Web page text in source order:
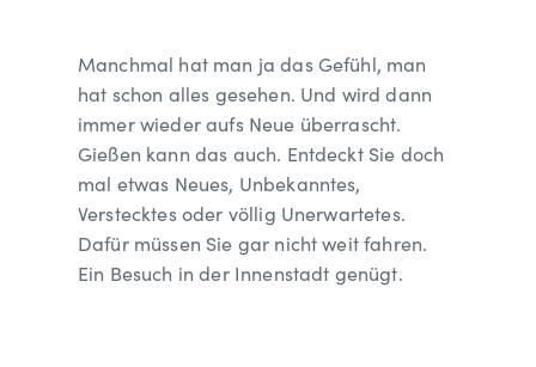
Manchmal hat man ja das Gefühl, man
hat schon alles gesehen. Und wird dann
immer wieder aufs Neue überrascht.
Gießen kann das auch. Entdeckt Sie doch
mal etwas Neues, Unbekanntes,
Verstecktes oder völlig Unerwartetes.
Dafür müssen Sie gar nicht weit fahren.
Ein Besuch in der Innenstadt genügt.